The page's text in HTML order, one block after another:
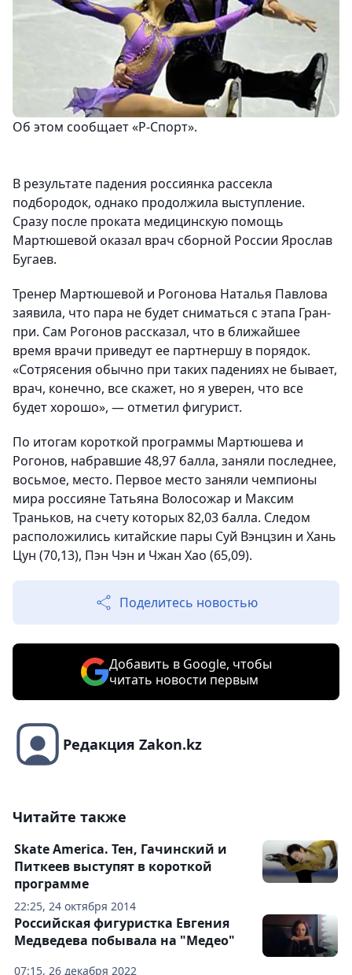
Об этом сообщает «Р-Спорт».
В результате падения россиянка рассекла
подбородок, однако продолжила выступление.
Сразу после проката медицинскую помощь
Мартюшевой оказал врач сборной России Ярослав
Бугаев.
Тренер Мартюшевой и Рогонова Наталья Павлова
заявила, что пара не будет сниматься с этапа Гран-
при. Сам Рогонов рассказал, что в ближайшее
время врачи приведут ее партнершу в порядок.
«Сотрясения обычно при таких падениях не бывает,
врач, конечно, все скажет, но я уверен, что все
будет хорошо», — отметил фигурист.
По итогам короткой программы Мартюшева и
Рогонов, набравшие 48,97 балла, заняли последнее,
восьмое, место. Первое место заняли чемпионы
мира россияне Татьяна Волосожар и Максим
Траньков, на счету которых 82,03 балла. Следом
расположились китайские пары Суй Вэнцзин и Хань
Цун (70,13), Пэн Чэн и Чжан Хао (65,09).
Поделитесь новостью
Добавить в Google, чтобы
читать новости первым
Редакция Zakon.kz
Читайте также
22:25, 24 октября 2014
Skate America. Тен, Гачинский и
Питкеев выступят в короткой
программе
07:15, 26 декабря 2022
Российская фигуристка Евгения
Медведева побывала на "Медео"